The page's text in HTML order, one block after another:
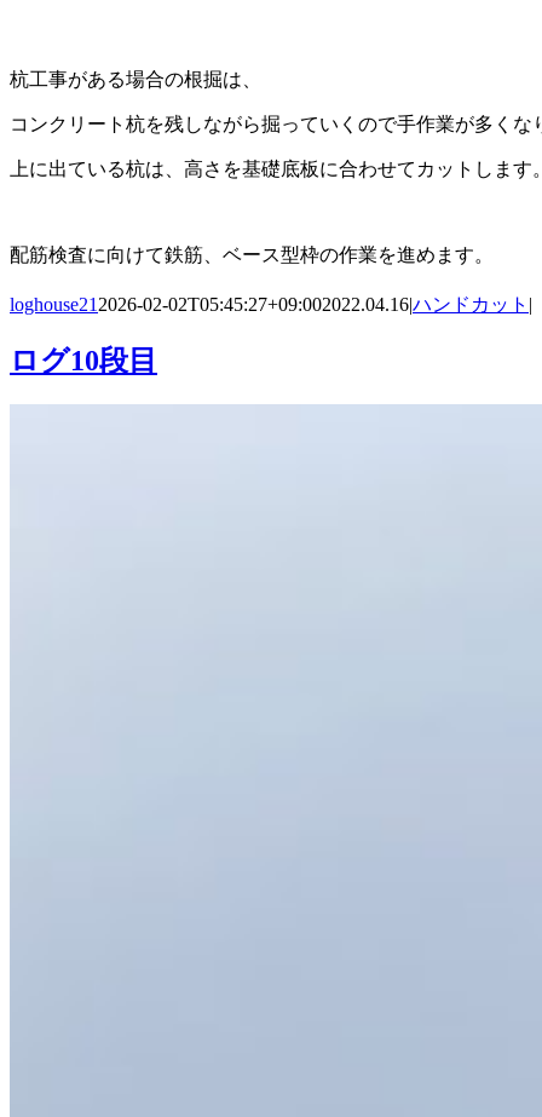
杭工事がある場合の根掘は、
コンクリート杭を残しながら掘っていくので手作業が多くな
上に出ている杭は、高さを基礎底板に合わせてカットします
配筋検査に向けて鉄筋、ベース型枠の作業を進めます。
loghouse21 2026-02-02T05:45:27+09:002022.04.16|ハンドカット |
ログ10段目